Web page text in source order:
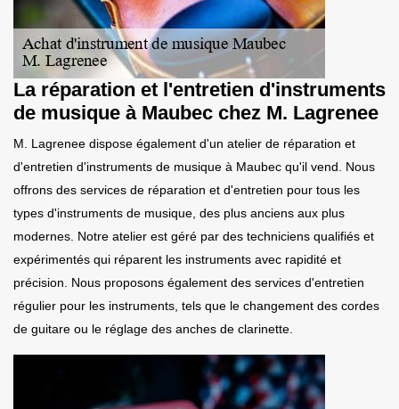
La réparation et l'entretien d'instruments
de musique à Maubec chez M. Lagrenee
M. Lagrenee dispose également d'un atelier de réparation et
d'entretien d'instruments de musique à Maubec qu'il vend. Nous
offrons des services de réparation et d'entretien pour tous les
types d'instruments de musique, des plus anciens aux plus
modernes. Notre atelier est géré par des techniciens qualifiés et
expérimentés qui réparent les instruments avec rapidité et
précision. Nous proposons également des services d'entretien
régulier pour les instruments, tels que le changement des cordes
de guitare ou le réglage des anches de clarinette.